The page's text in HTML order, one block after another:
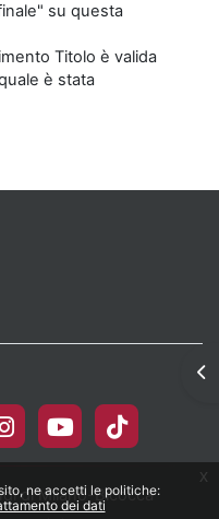
ne accetti le politiche:
dei dati
x
su questa
Titolo è valida
è stata
di Milano-Bicocca